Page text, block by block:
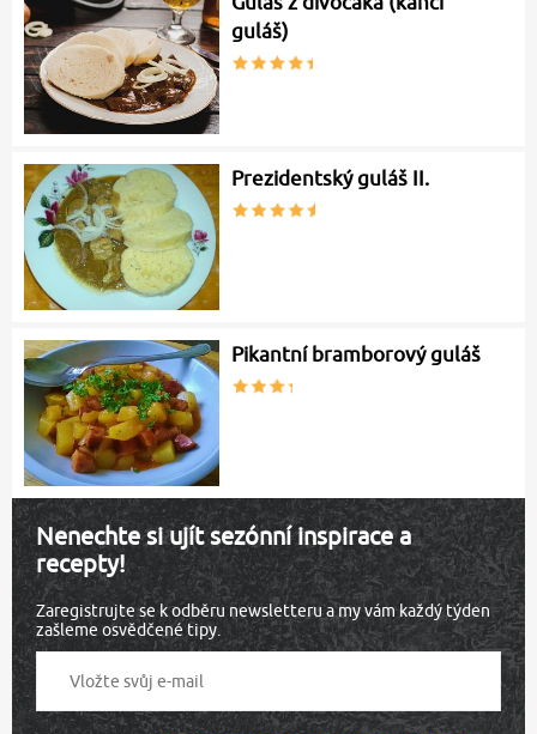
guláš)
Prezidentský guláš II.
Pikantní bramborový guláš
Nenechte si ujít sezónní inspirace a
recepty!
Zaregistrujte se k odběru newsletteru a my vám každý týden
zašleme osvědčené tipy.